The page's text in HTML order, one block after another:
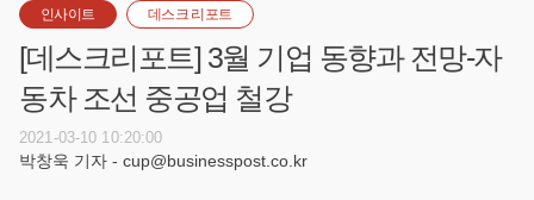
인사이트 데스크 리포트
[데스크리포트] 3월 기업 동향과 전망-자
동차 조선 중공업 철강
2021-03-10 10:20:00
박창욱 기자 - cup@businesspost.co.kr